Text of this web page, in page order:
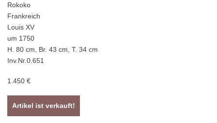
Rokoko
Frankreich
Louis XV
um 1750
H. 80 cm, Br. 43 cm, T. 34 cm
Inv.Nr.0.651
1.450 €
Artikel ist verkauft!